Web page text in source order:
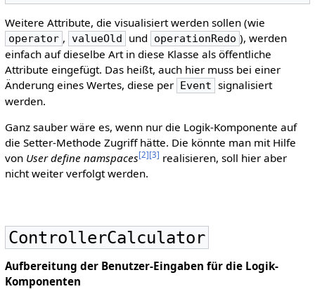
Weitere Attribute, die visualisiert werden sollen (wie
operator , valueOld und operationRedo ), werden
einfach auf dieselbe Art in diese Klasse als öffentliche
Attribute eingefügt. Das heißt, auch hier muss bei einer
Änderung eines Wertes, diese per Event signalisiert
werden.
Ganz sauber wäre es, wenn nur die Logik-Komponente auf
die Setter-Methode Zugriff hätte. Die könnte man mit Hilfe
von User define namspaces[2][3] realisieren, soll hier aber
nicht weiter verfolgt werden.
ControllerCalculator
Aufbereitung der Benutzer-Eingaben für die Logik-
Komponenten